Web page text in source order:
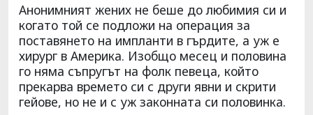
Анонимният жених не беше до любимия си и
когато той се подложи на операция за
поставянето на импланти в гърдите, а уж е
хирург в Америка. Изобщо месец и половина
го няма съпругът на фолк певеца, който
прекарва времето си с други явни и скрити
гейове, но не и с уж законната си половинка.